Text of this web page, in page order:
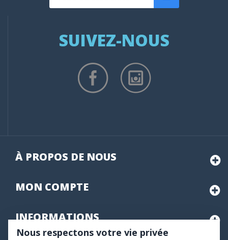
SUIVEZ-NOUS
À PROPOS DE NOUS
MON COMPTE
INFORMATIONS
Nous respectons votre vie privée